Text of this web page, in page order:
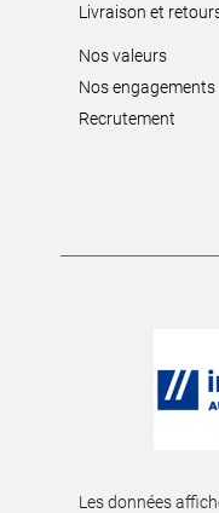
Livraison et
Nos valeurs
Nos engagements
Recrutement
Les données